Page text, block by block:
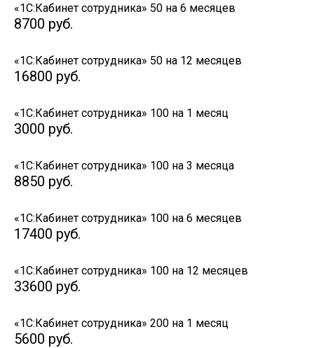
«1С:Кабинет сотрудника» 50 на 6 месяцев
8700 руб.
«1С:Кабинет сотрудника» 50 на 12 месяцев
16800 руб.
«1С:Кабинет сотрудника» 100 на 1 месяц
3000 руб.
«1С:Кабинет сотрудника» 100 на 3 месяца
8850 руб.
«1С:Кабинет сотрудника» 100 на 6 месяцев
17400 руб.
«1С:Кабинет сотрудника» 100 на 12 месяцев
33600 руб.
«1С:Кабинет сотрудника» 200 на 1 месяц
5600 руб.